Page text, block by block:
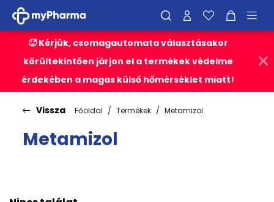
🥵 Kérjük, csomagautomata választásakor
körültekintően járjon el a termékek védelme
érdekében a magas külső hőmérséklet miatt!
Vissza Főoldal Termékek Metamizol
Metamizol